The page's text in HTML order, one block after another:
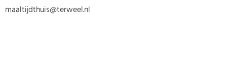
maaltijdthuis@terweel.nl